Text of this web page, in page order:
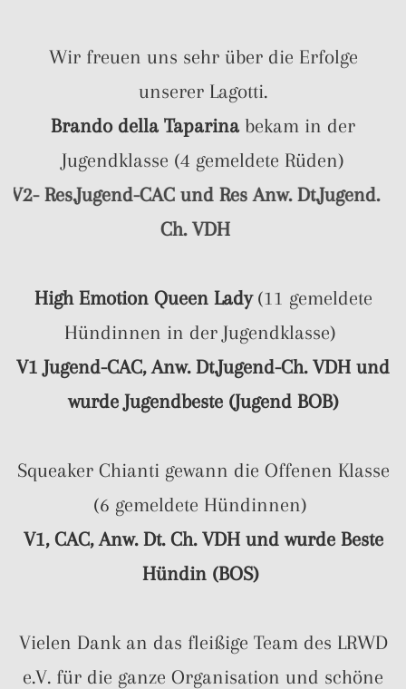
Wir freuen uns sehr über die Erfolge
unserer Lagotti.
Brando della Taparina bekam in der
Jugendklasse (4 gemeldete Rüden)
V2- Res.Jugend-CAC und Res Anw. Dt.Jugend.
Ch. VDH
High Emotion Queen Lady(11 gemeldete
Hündinnen in der Jugendklasse)
V1 Jugend-CAC, Anw. Dt.Jugend-Ch. VDH und
wurde Jugendbeste (Jugend BOB)
Squeaker Chianti gewann die Offenen Klasse
(6 gemeldete Hündinnen)
V1, CAC, Anw. Dt. Ch. VDH und wurde Beste
Hündin (BOS)
Vielen Dank an das fleißige Team des LRWD
e.V. für die ganze Organisation und schöne